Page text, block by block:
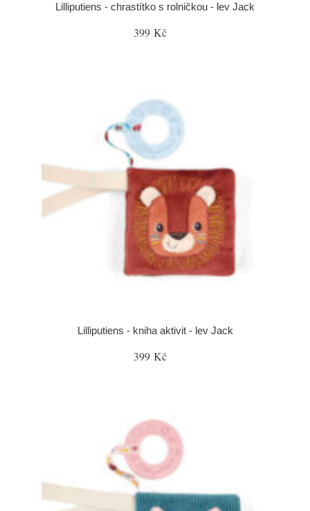
Lilliputiens - chrastítko s rolničkou - lev Jack
399 Kč
Lilliputiens - kniha aktivit - lev Jack
399 Kč